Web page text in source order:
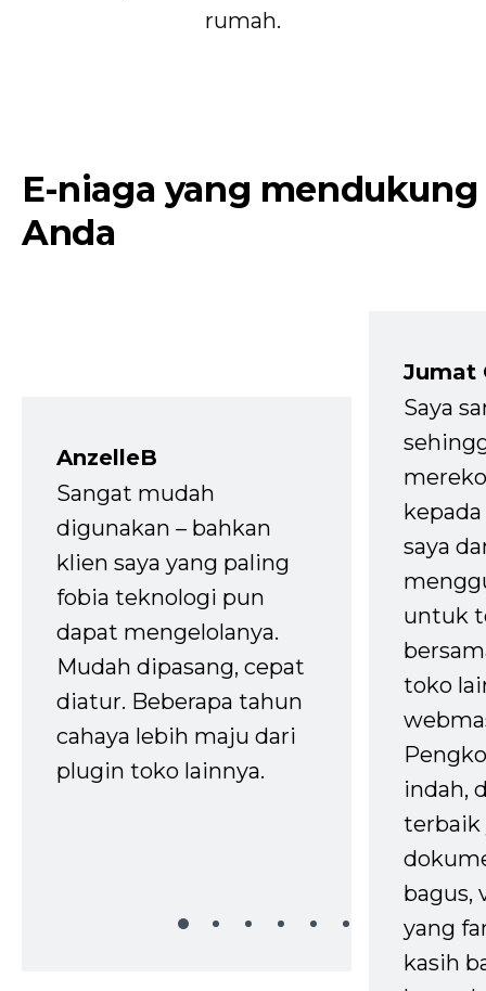
rumah.
E-niaga yang mendukung
Anda
AnzelleB
Sangat mudah
digunakan – bahkan
klien saya yang paling
fobia teknologi pun
dapat mengelolanya.
Mudah dipasang, cepat
diatur. Beberapa tahun
cahaya lebih maju dari
plugin toko lainnya.
Jumat
Saya
saya
untuk
toko
indah,
terbaik
bagus,
yang
kasih